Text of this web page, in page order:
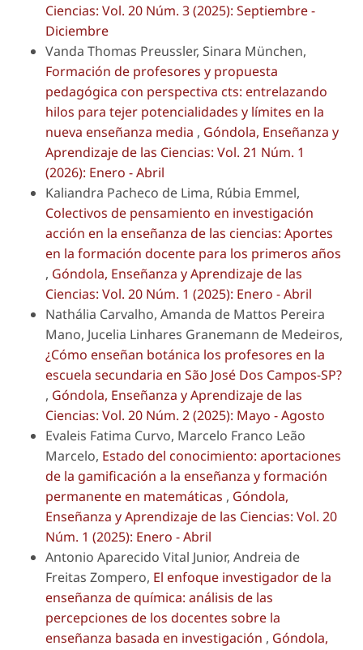
Ciencias: Vol. 20 Núm. 3 (2025): Septiembre -
Diciembre
Vanda Thomas Preussler, Sinara München,
Formación de profesores y propuesta
pedagógica con perspectiva cts: entrelazando
hilos para tejer potencialidades y límites en la
nueva enseñanza media , Góndola, Enseñanza y
Aprendizaje de las Ciencias: Vol. 21 Núm. 1
(2026): Enero - Abril
Kaliandra Pacheco de Lima, Rúbia Emmel,
Colectivos de pensamiento en investigación
acción en la enseñanza de las ciencias: Aportes
en la formación docente para los primeros años
, Góndola, Enseñanza y Aprendizaje de las
Ciencias: Vol. 20 Núm. 1 (2025): Enero - Abril
Nathália Carvalho, Amanda de Mattos Pereira
Mano, Jucelia Linhares Granemann de Medeiros,
¿Cómo enseñan botánica los profesores en la
escuela secundaria en São José Dos Campos-SP?
, Góndola, Enseñanza y Aprendizaje de las
Ciencias: Vol. 20 Núm. 2 (2025): Mayo - Agosto
Evaleis Fatima Curvo, Marcelo Franco Leão
Marcelo, Estado del conocimiento: aportaciones
de la gamificación a la enseñanza y formación
permanente en matemáticas , Góndola,
Enseñanza y Aprendizaje de las Ciencias: Vol. 20
Núm. 1 (2025): Enero - Abril
Antonio Aparecido Vital Junior, Andreia de
Freitas Zompero, El enfoque investigador de la
enseñanza de química: análisis de las
percepciones de los docentes sobre la
enseñanza basada en investigación , Góndola,